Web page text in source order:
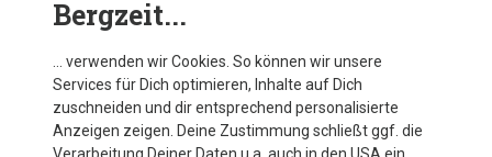
Du sparst 30%Bergzeit...
… verwenden wir Cookies. So können wir unsere
Services für Dich optimieren, Inhalte auf Dich
zuschneiden und dir entsprechend personalisierte
Anzeigen zeigen. Deine Zustimmung schließt ggf. die